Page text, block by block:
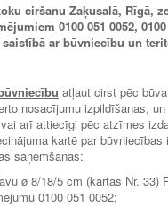
ciršanu Zaķusalā, Rīgā,
0100 051 0052, 0100
saistībā ar būvniecību un
atļaut cirst pēc
nosacījumu izpildīšanas,
arī attiecīgi pēc atzīmes
kartē par
saņemšanas:
ø 8/18/5 cm (kārtas Nr. 33)
0100 051 0052;